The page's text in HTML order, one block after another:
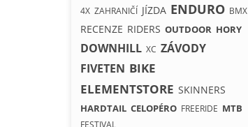
4X ZAHRANIČÍ JÍZDA ENDURO BMX
RECENZE RIDERS OUTDOOR HORY
DOWNHILL XC ZÁVODY
FIVETEN BIKE
ELEMENTSTORE SKINNERS
HARDTAIL CELOPÉRO FREERIDE MTB
FESTIVAL